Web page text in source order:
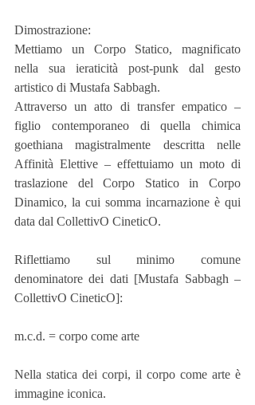
Dimostrazione:
Mettiamo un Corpo Statico, magnificato
nella sua ieraticità post-punk dal gesto
artistico di Mustafa Sabbagh.
Attraverso un atto di transfer empatico –
figlio contemporaneo di quella chimica
goethiana magistralmente descritta nelle
Affinità Elettive – effettuiamo un moto di
traslazione del Corpo Statico in Corpo
Dinamico, la cui somma incarnazione è qui
data dal CollettivO CineticO.
Riflettiamo sul minimo comune
denominatore dei dati [Mustafa Sabbagh –
CollettivO CineticO]:
m.c.d. = corpo come arte
Nella statica dei corpi, il corpo come arte è
immagine iconica.